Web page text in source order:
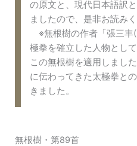
の原文と、現代日本語訳
ましたので、是非お読みく
※無根樹の作者「張三丰
極拳を確立した人物とし
この無根樹を適用しまし
に伝わってきた太極拳と
きました。
無根樹・第89首